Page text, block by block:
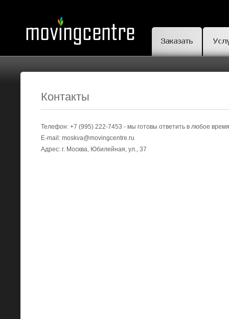
Контакты
Телефон: +7 (995) 222-7453 - мы готовы ответить в любое время
E-mail: moskva@movingcentre.ru
Адрес: г. Москва, Юбилейная, ул., 37